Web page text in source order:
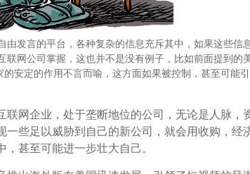
发言的平台，各种复杂的信息充斥其中，如果这些信
网公司掌握，这也并不是没有例子，比如前面提到的
安定的作用不言而喻，这方面如果被控制，甚至可能
网企业，处于垄断地位的公司，无论是人脉，
些足以威胁到自己的新公司，就会用收购，经
甚至可能进一步壮大自己。